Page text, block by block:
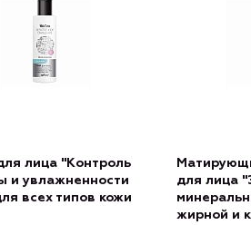
лица "Контроль
и увлажненности
всех типов кожи
для лица
жирной и